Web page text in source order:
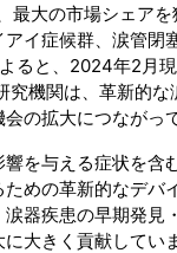
大の市場シェア
イ症候群、涙管
ると、2024年2月
機関は、革新的な
の拡大につながっ
を与える症状を
めの革新的なデ
器疾患の早期発見
大きく貢献して